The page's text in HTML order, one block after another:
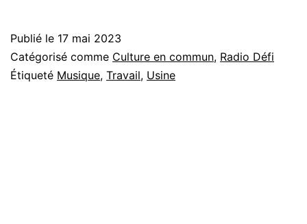
Publié le 17 mai 2023
Catégorisé comme Culture en commun, Radio Défi
Étiqueté Musique, Travail, Usine